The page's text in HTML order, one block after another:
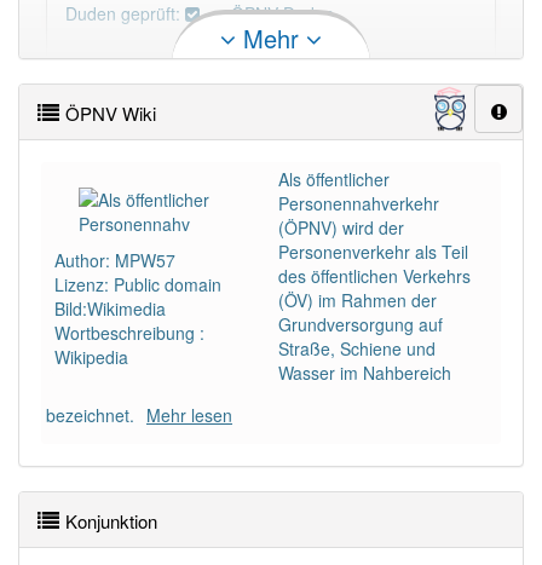
Duden geprüft: ÖPNV Duden
PowerIndex:3
Häufigkeit: 4 von 10
Wörter mit Endung : 1
Wörter mit Endung
aber mit einem anderen
Artikelder
84% unserer Spielapp-Nutzer haben den Artikel
Mehr
ÖPNV Wiki
Author: MPW57
Lizenz: Public domain
Bild:Wikimedia
Wortbeschreibung :
Wikipedia
Als öffentlicher
Personennahverkehr
(ÖPNV) wird der
Personenverkehr als Teil
des öffentlichen Verkehrs
(ÖV) im Rahmen der
Grundversorgung auf
Straße, Schiene und
Wasser im Nahbereich
bezeichnet. Mehr lesen
Konjunktion